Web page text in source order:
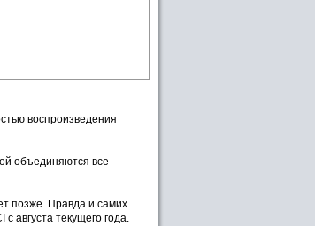
воспроизведения
объединяются все
позже. Правда и самих
августа текущего года.